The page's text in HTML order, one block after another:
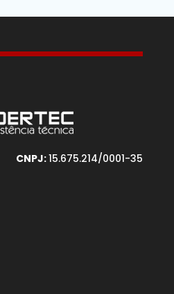
CNPJ:15.675.214/0001-35